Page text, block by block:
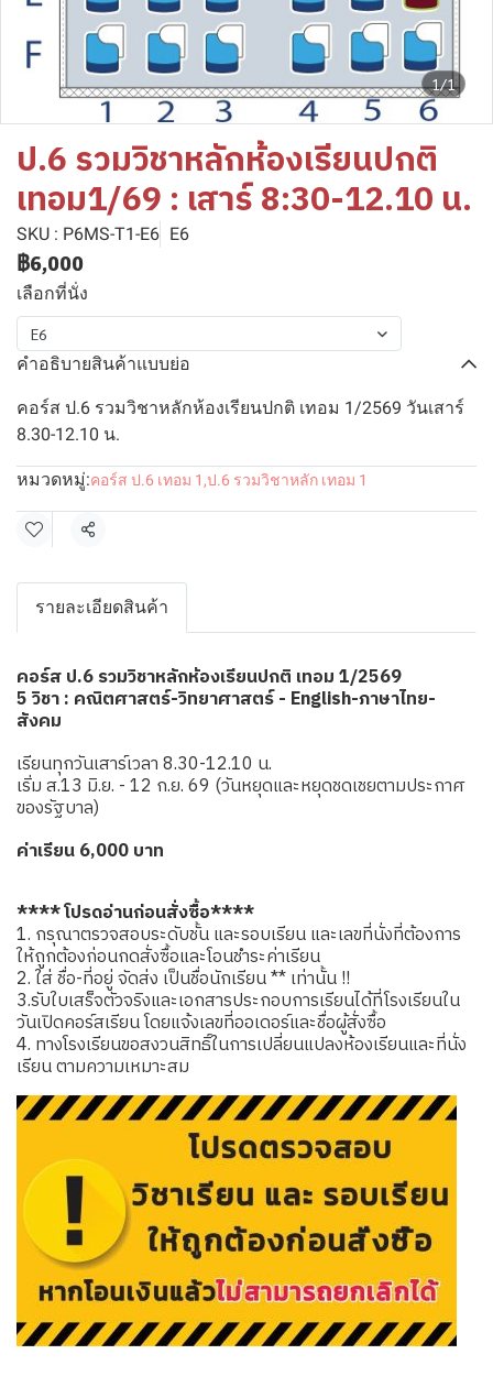
1/1
ป.6 รวมวิชาหลักห้องเรียนปกติ
เทอม1/69 : เสาร์ 8:30-12.10 น.
SKU : P6MS-T1-E6 E6
฿6,000
เลือกที่นั่ง
E6
คำอธิบายสินค้าแบบย่อ
คอร์ส ป.6 รวมวิชาหลักห้องเรียนปกติ เทอม 1/2569 วันเสาร์
8.30-12.10 น.
หมวดหมู่:คอร์ส ป.6 เทอม 1 ,ป.6 รวมวิชาหลัก เทอม 1
แชร์
รายละเอียดสินค้า
คอร์ส ป.6 รวมวิชาหลักห้องเรียนปกติ เทอม 1/2569
5 วิชา : คณิตศาสตร์-วิทยาศาสตร์ - English-ภาษาไทย-
สังคม
เรียนทุกวันเสาร์เวลา 8.30-12.10 น.
เริ่ม ส.13 มิ.ย. - 12 ก.ย. 69 (วันหยุดและหยุดชดเชยตามประกาศ
ของรัฐบาล)
ค่าเรียน 6,000 บาท
**** โปรดอ่านก่อนสั่งซื้อ****
1. กรุณาตรวจสอบระดับชั้น และรอบเรียน และเลขที่นั่งที่ต้องการ
ให้ถูกต้องก่อนกดสั่งซื้อและโอนชำระค่าเรียน
2. ใส่ ชื่อ-ที่อยู่ จัดส่ง เป็นชื่อนักเรียน ** เท่านั้น !!
3.รับใบเสร็จตัวจริงและเอกสารประกอบการเรียนได้ที่โรงเรียนใน
วันเปิดคอร์สเรียน โดยแจ้งเลขที่ออเดอร์และชื่อผู้สั่งซื้อ
4. ทางโรงเรียนขอสงวนสิทธิ์ในการเปลี่ยนแปลงห้องเรียนและที่นั่ง
เรียน ตามความเหมาะสม